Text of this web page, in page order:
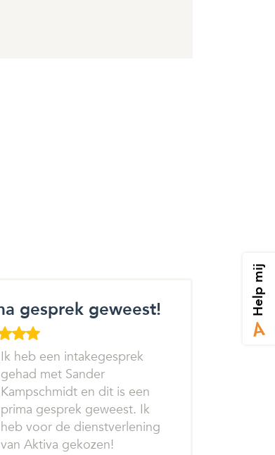
Help mij
gesprek geweest!
Ik heb een intakegesprek
gehad met Sander
Kampschmidt en dit is een
prima gesprek geweest. Ik
heb voor de dienstverlening
van Aktiva gekozen!